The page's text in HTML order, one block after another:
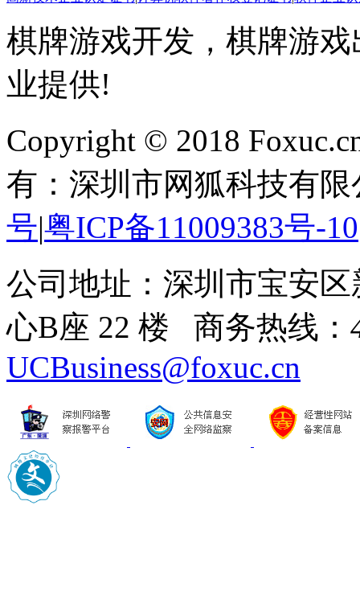
棋牌游戏开发，棋牌游
业提供!
Copyright © 2018
有：深圳市网狐科技有限
号|粤ICP备11009383号-10
公司地址：深圳市宝安
心B座 22 楼 商务热线：
UCBusiness@foxuc.cn